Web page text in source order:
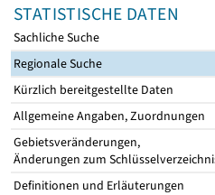
STATISTISCHE DATEN
Sachliche Suche
Regionale Suche
Kürzlich bereitgestellte Daten
Allgemeine Angaben, Zuordnungen
Gebietsveränderungen,
Änderungen zum
Definitionen und Erläuterungen